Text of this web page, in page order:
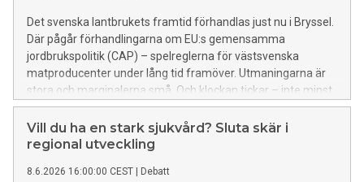
möter invånarna plötsligt en gräns som känns både
godtycklig och orättvis.
Det svenska lantbrukets framtid förhandlas just nu i Bryssel.
Där pågår förhandlingarna om EU:s gemensamma
jordbrukspolitik (CAP) – spelreglerna för västsvenska
matproducenter under lång tid framöver. Utmaningarna är
stora och marginalerna små. Och klockan tickar – inte minst
för nästa generation lantbrukare.
Vill du ha en stark sjukvård? Sluta skär i
regional utveckling
8.6.2026 16:00:00 CEST Debatt